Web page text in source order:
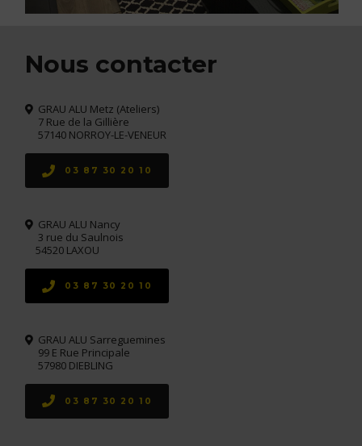
Nous contacter
GRAU ALU Metz (Ateliers)
7 Rue de la Gillière
57140 NORROY-LE-VENEUR
03 87 30 20 10
GRAU ALU Nancy
3 rue du Saulnois
54520 LAXOU
03 87 30 20 10
GRAU ALU Sarreguemines
99 E Rue Principale
57980 DIEBLING
03 87 30 20 10